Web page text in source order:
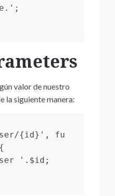
valor de nuestro
la siguiente manera:
{id}', fu